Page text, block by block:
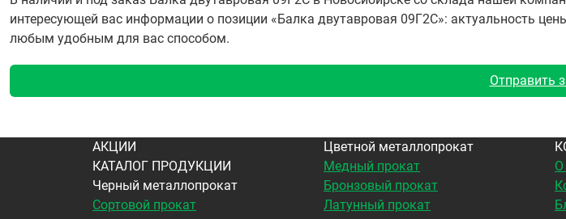
интересующей вас информации о позиции «Балка двутавровая 09Г2С»: актуальность
любым удобным для вас способом.
Отправить
АКЦИИ
КАТАЛОГ ПРОДУКЦИИ
Черный металлопрокат
Сортовой прокат
Цветной металлопрокат
Медный прокат
Бронзовый прокат
Латунный прокат
О